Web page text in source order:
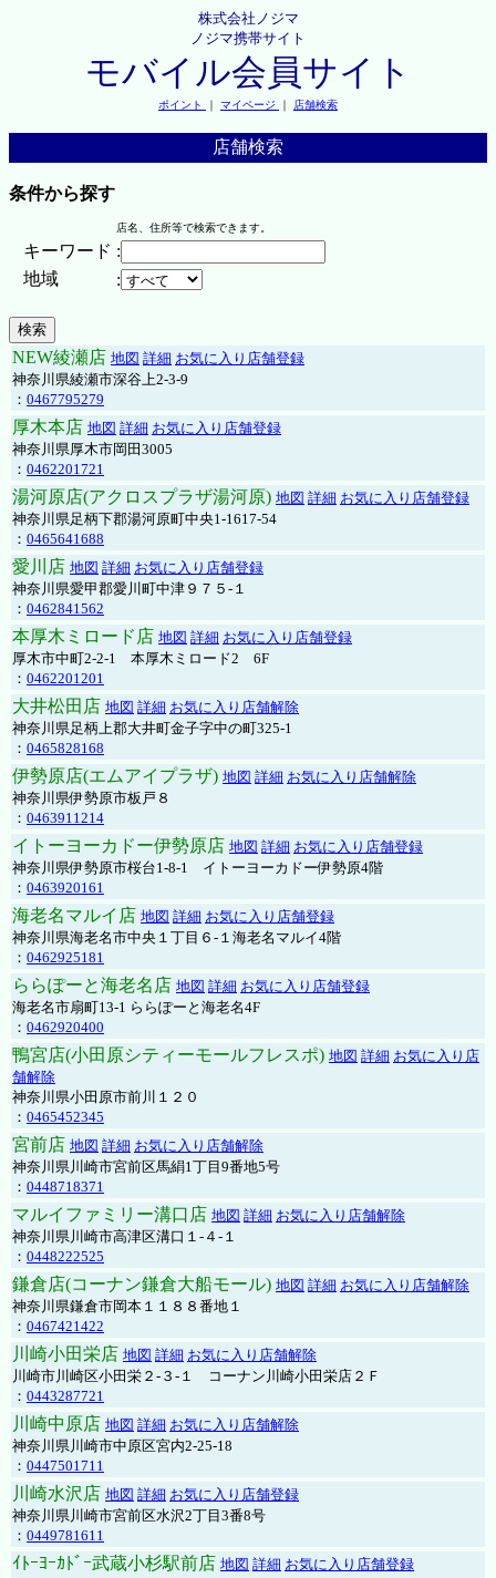
株式会社ノジマ
ノジマ携帯サイト
モバイル会員サイト
ポイント ｜ マイページ ｜ 店舗検索
店舗検索
条件から探す
店名、住所等で検索できます。
キーワード :
地域
:
NEW綾瀬店 地図 詳細 お気に入り店舗登録
神奈川県綾瀬市深谷上2-3-9
： 0467795279
厚木本店 地図 詳細 お気に入り店舗登録
神奈川県厚木市岡田3005
： 0462201721
湯河原店(アクロスプラザ湯河原) 地図 詳細 お気に入り店舗登録
神奈川県足柄下郡湯河原町中央1-1617-54
： 0465641688
愛川店 地図 詳細 お気に入り店舗登録
神奈川県愛甲郡愛川町中津９７５-１
： 0462841562
本厚木ミロード店 地図 詳細 お気に入り店舗登録
厚木市中町2-2-1 本厚木ミロード2 6F
： 0462201201
大井松田店 地図 詳細 お気に入り店舗解除
神奈川県足柄上郡大井町金子字中の町325-1
： 0465828168
伊勢原店(エムアイプラザ) 地図 詳細 お気に入り店舗解除
神奈川県伊勢原市板戸８
： 0463911214
イトーヨーカドー伊勢原店 地図 詳細 お気に入り店舗登録
神奈川県伊勢原市桜台1-8-1 イトーヨーカドー伊勢原4階
： 0463920161
海老名マルイ店 地図 詳細 お気に入り店舗登録
神奈川県海老名市中央１丁目６-１海老名マルイ4階
： 0462925181
ららぽーと海老名店 地図 詳細 お気に入り店舗登録
海老名市扇町13-1 ららぽーと海老名4F
： 0462920400
鴨宮店(小田原シティーモールフレスポ) 地図 詳細 お気に入り店
舗解除
神奈川県小田原市前川１２０
： 0465452345
宮前店 地図 詳細 お気に入り店舗解除
神奈川県川崎市宮前区馬絹1丁目9番地5号
： 0448718371
マルイファミリー溝口店 地図 詳細 お気に入り店舗解除
神奈川県川崎市高津区溝口１-４-１
： 0448222525
鎌倉店(コーナン鎌倉大船モール) 地図 詳細 お気に入り店舗解除
神奈川県鎌倉市岡本１１８８番地１
： 0467421422
川崎小田栄店 地図 詳細 お気に入り店舗解除
川崎市川崎区小田栄２‐３‐１ コーナン川崎小田栄店２Ｆ
： 0443287721
川崎中原店 地図 詳細 お気に入り店舗解除
神奈川県川崎市中原区宮内2-25-18
： 0447501711
川崎水沢店 地図 詳細 お気に入り店舗登録
神奈川県川崎市宮前区水沢2丁目3番8号
： 0449781611
ｲﾄｰﾖｰｶﾄﾞｰ武蔵小杉駅前店 地図 詳細 お気に入り店舗登録